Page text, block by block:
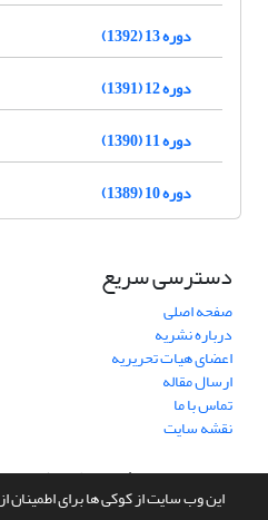
این وب سایت از کوکی ها برای اطمینان
دوره 13 (1392)
دوره 12 (1391)
دوره 11 (1390)
دوره 10 (1389)
دسترسی سریع
صفحه اصلی
درباره نشریه
اعضای هیات تحریریه
ارسال مقاله
تماس با ما
نقشه سایت
سامانه مدیریت نشریات علمی.طراحی و